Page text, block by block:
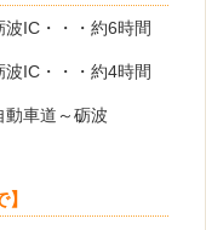
IC・・・約6時間
IC・・・約4時間
車道～砺波